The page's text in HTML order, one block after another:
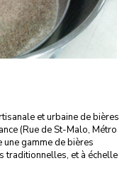
et urbaine de bières
(Rue de St-Malo, Métro
gamme de bières
traditionnelles, et à échelle